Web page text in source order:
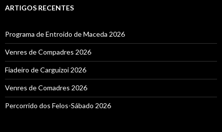
ARTIGOS RECENTES
Programa de Entroido de Maceda 2026
Venres de Compadres 2026
Fiadeiro de Carguizoi 2026
Venres de Comadres 2026
Percorrido dos Felos-Sábado 2026